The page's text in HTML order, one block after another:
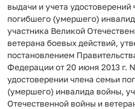
выдачи и учета удостоверений
погибшего (умершего)
участника Великой
ветерана боевых действий,
постановлением
Федерации от 20 июня 2013 г.
удостоверении члена семьи
(умершего) инвалида войны,
Отечественной войны и